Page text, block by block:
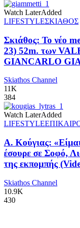
Watch LaterAdded
LIFESTYLEΣΚΙΑΘΟΣ
Σκιάθος: Το νέο
23) 52m. των
GIANCARLO
Skiathos Channel
11K
384
Watch LaterAdded
LIFESTYLE
Α. Κούγιας:
έσουρε σε Σοφό,
της εκπομπής
Skiathos Channel
10.9K
430